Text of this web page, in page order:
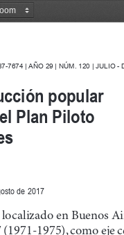
7674 | AÑO 29 | NÚM. 120 | JULIO -
popular
Plan Piloto
de 2017
en Buenos
-1975), como eje